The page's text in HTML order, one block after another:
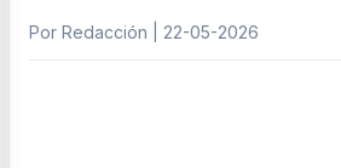
Por Redacción | 22-05-2026